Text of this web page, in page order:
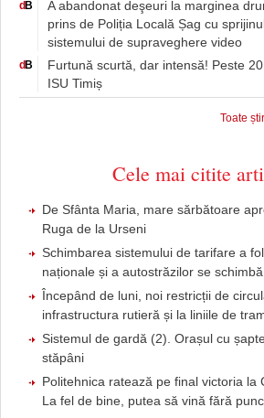
d B
A abandonat deşeuri la marginea
prins de Poliția Locală Șag cu
sistemului de supraveghere video
d B
Furtună scurtă, dar intensă! Peste
ISU Timiș
Toate
Cele mai citite
De Sfânta Maria, mare sărbătoare
Ruga de la Urseni
Schimbarea sistemului de tarifare a
naționale și a autostrăzilor se
Începând de luni, noi restricții de
infrastructura rutieră și la liniile de
Sistemul de gardă (2). Orașul cu
stăpâni
Politehnica ratează pe final victoria la
La fel de bine, putea să vină fără